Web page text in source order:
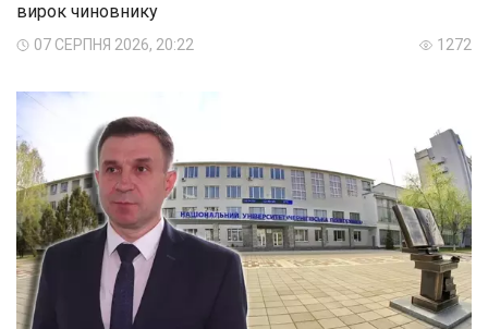
вирок чиновнику
07 СЕРПНЯ 2026, 20:22 1272